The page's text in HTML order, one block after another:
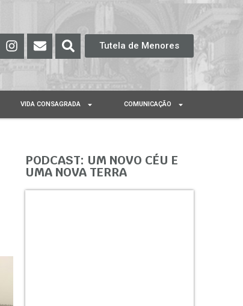
Tutela de Menores
VIDA CONSAGRADA COMUNICAÇÃO
PODCAST: UM NOVO CÉU E
UMA NOVA TERRA